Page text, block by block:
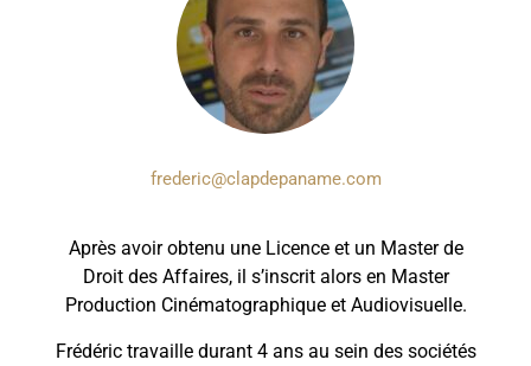
frederic@clapdepaname.com
Après avoir obtenu une Licence et un Master de
Droit des Affaires, il s’inscrit alors en Master
Production Cinématographique et Audiovisuelle.
Frédéric travaille durant 4 ans au sein des sociétés